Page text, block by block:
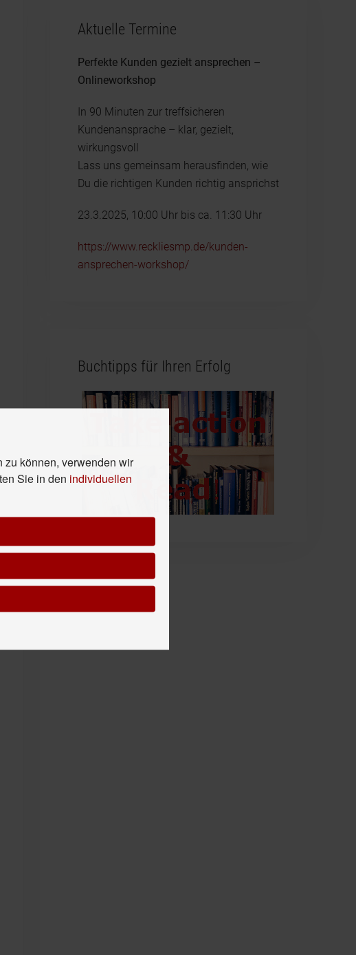
Aktuelle Termine
Perfekte Kunden gezielt ansprechen –
Onlineworkshop
In 90 Minuten zur treffsicheren
Kundenansprache – klar, gezielt,
wirkungsvoll
Lass uns gemeinsam herausfinden, wie
Du die richtigen Kunden richtig ansprichst
23.3.2025, 10:00 Uhr bis ca. 11:30 Uhr
https://www.reckliesmp.de/kunden-
ansprechen-workshop/
Buchtipps für Ihren Erfolg
zu können, verwenden wir
Sie in den individuellen